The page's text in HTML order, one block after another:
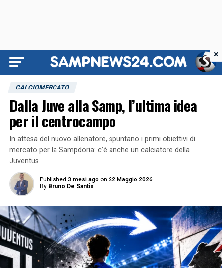
CALCIOMERCATO
Dalla Juve alla Samp, l’ultima idea
per il centrocampo
In attesa del nuovo allenatore, spuntano i primi obiettivi di
mercato per la Sampdoria: c’è anche un calciatore della
Juventus
Published 3 mesi ago on 22 Maggio 2026
By Bruno De Santis
×